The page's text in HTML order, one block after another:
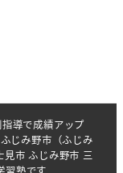
導で成績アップ
じみ野市（ふじみ
見市 ふじみ野市 三